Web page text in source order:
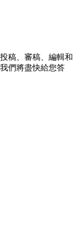
稿、審稿、編輯和
們將盡快給您答